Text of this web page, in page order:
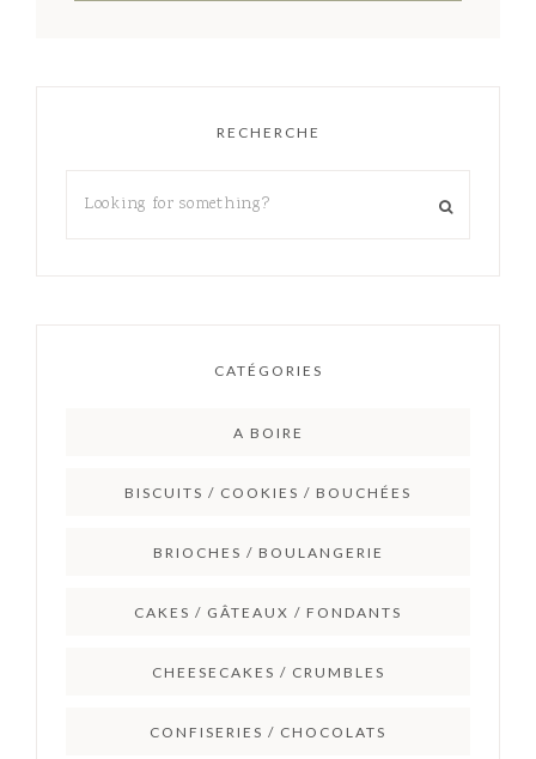
RECHERCHE
CATÉGORIES
A BOIRE
BISCUITS / COOKIES / BOUCHÉES
BRIOCHES / BOULANGERIE
CAKES / GÂTEAUX / FONDANTS
CHEESECAKES / CRUMBLES
CONFISERIES / CHOCOLATS